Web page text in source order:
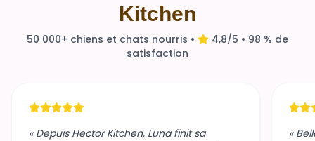
Kitchen
50 000+ chiens et chats nourris •
4,8/5 • 98 % de
satisfaction
« Depuis Hector Kitchen, Luna finit sa
«